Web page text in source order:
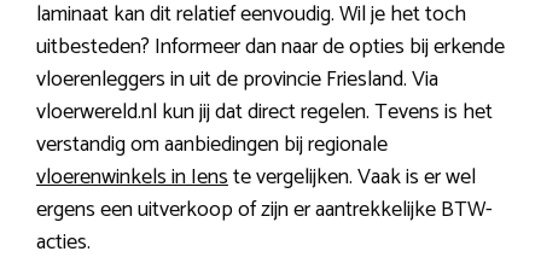
laminaat kan dit relatief eenvoudig. Wil je het toch
uitbesteden? Informeer dan naar de opties bij erkende
vloerenleggers in uit de provincie Friesland. Via
vloerwereld.nl kun jij dat direct regelen. Tevens is het
verstandig om aanbiedingen bij regionale
vloerenwinkels in Ienste vergelijken. Vaak is er wel
ergens een uitverkoop of zijn er aantrekkelijke BTW-
acties.